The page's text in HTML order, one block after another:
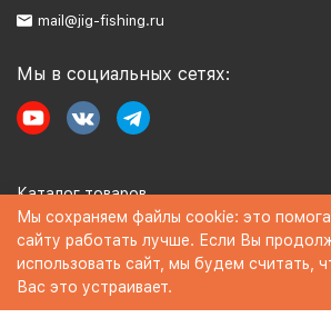
mail@jig-fishing.ru
Мы в социальных сетях:
Каталог товаров
Информация
Политика персональных данных
Мы сохраняем файлы cookie: это
сайту работать лучше. Если Вы
использовать сайт, мы будем считать,
Вас это устраивает.